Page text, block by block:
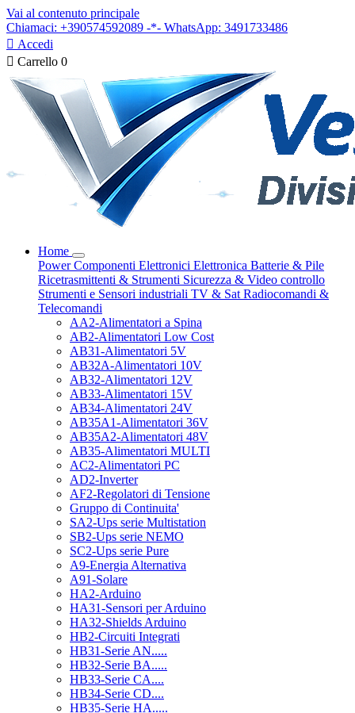
Vai al contenuto principale
Chiamaci: +390574592089 -*- WhatsApp: 3491733486
 Accedi
 Carrello 0
Home
PowerComponenti Elettronici Elettronica Batterie & Pile
Ricetrasmittenti & Strumenti Sicurezza & Video controllo
Strumenti e Sensori industriali TV & Sat Radiocomandi &
Telecomandi
AA2-Alimentatori a Spina
AB2-Alimentatori Low Cost
AB31-Alimentatori 5V
AB32A-Alimentatori 10V
AB32-Alimentatori 12V
AB33-Alimentatori 15V
AB34-Alimentatori 24V
AB35A1-Alimentatori 36V
AB35A2-Alimentatori 48V
AB35-Alimentatori MULTI
AC2-Alimentatori PC
AD2-Inverter
AF2-Regolatori di Tensione
Gruppo di Continuita'
SA2-Ups serie Multistation
SB2-Ups serie NEMO
SC2-Ups serie Pure
A9-Energia Alternativa
A91-Solare
HA2-Arduino
HA31-Sensori per Arduino
HA32-Shields Arduino
HB2-Circuiti Integrati
HB31-Serie AN.....
HB32-Serie BA.....
HB33-Serie CA....
HB34-Serie CD....
HB35-Serie HA.....